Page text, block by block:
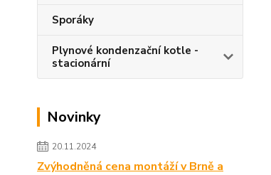
Sporáky
Plynové kondenzační kotle -
stacionární
Novinky
20.11.2024
Zvýhodněná cena montáží v Brně a